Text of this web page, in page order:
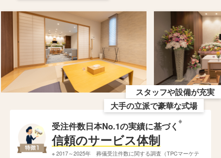
スタッフや設備が充実
大手の立派で豪華な式場
受注件数日本No.1の実績に基づく ※
信頼のサービス体制
※ 2017～2025年 葬儀受注件数に関する調査（TPCマーケテ